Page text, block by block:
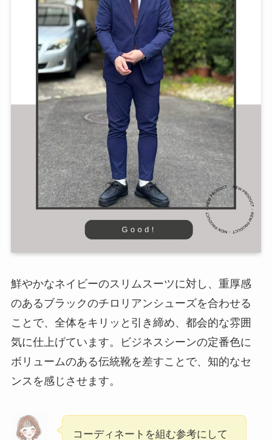
鮮やかなネイビーのスリムスーツに対し、重厚感
のあるブラックのチロリアンシューズを合わせる
ことで、全体をキリッと引き締め、都会的な雰囲
気に仕上げています。ビジネスシーンの定番色に
ボリュームのある伝統靴を差すことで、知的なセ
ンスを感じさせます。
コーディネートを組む参考にして